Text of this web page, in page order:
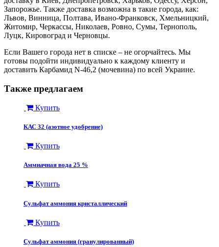
Запорожье. Также доставка возможна в такие города, как:
Львов, Винница, Полтава, Ивано-Франковск, Хмельницкий,
Житомир, Черкассы, Николаев, Ровно, Сумы, Тернополь,
Луцк, Кировоград и Черновцы.
Если Вашего города нет в списке – не огорчайтесь. Мы
готовы подойти индивидуально к каждому клиенту и
доставить Карбамид N-46,2 (мочевина) по всей Украине.
Также предлагаем
Купить
КАС 32 (азотное удобрение)
Купить
Аммиачная вода 25 %
Купить
Сульфат аммония кристаллический
Купить
Сульфат аммония (гранулированный)